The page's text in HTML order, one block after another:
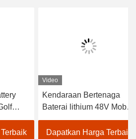
Car
Video
Kendaraan Bertenaga
Baterai lithium 48V Mobil
Golf Listrik EXCAR
A1S6+2 Putih
Dapatkan Harga Terbaik